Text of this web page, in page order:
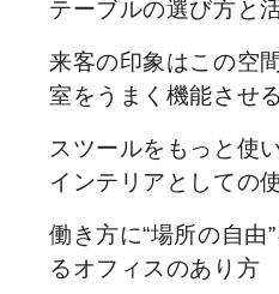
テーブルの選び方と
来客の印象はこの空
室をうまく機能させ
スツールをもっと使
インテリアとしての
働き方に“場所の自由
るオフィスのあり方